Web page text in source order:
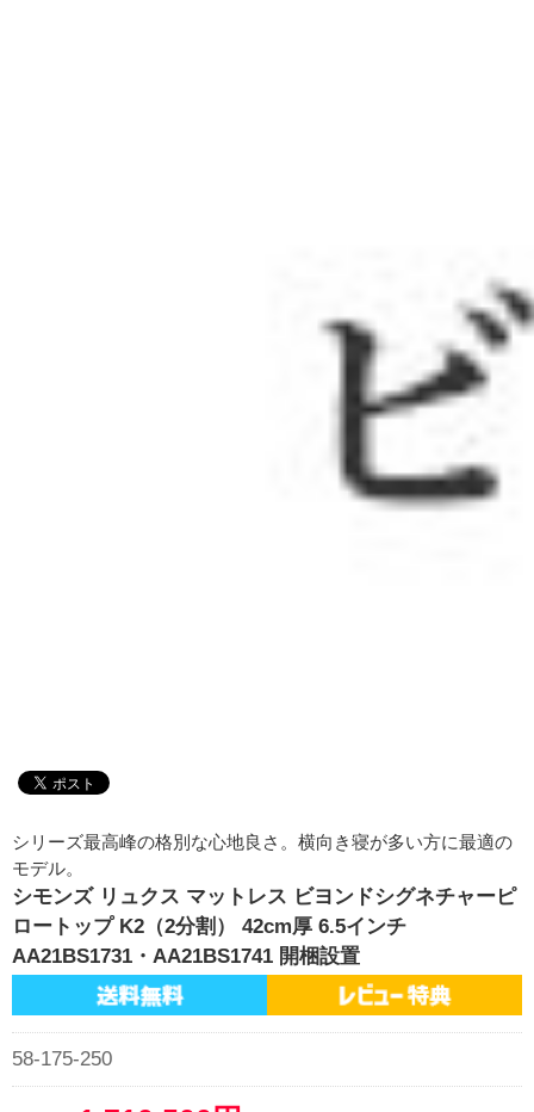
シリーズ最高峰の格別な心地良さ。横向き寝が多い方に最適の
モデル。
シモンズ リュクス マットレス ビヨンドシグネチャーピ
ロートップ K2（2分割） 42cm厚 6.5インチ
AA21BS1731・AA21BS1741 開梱設置
58-175-250